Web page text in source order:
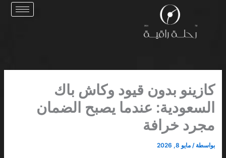
كازينو بدون قيود وكاش باك
السعودية: عندما يصبح الضمان
مجرد خرافة
بواسطة /مايو 8, 2026